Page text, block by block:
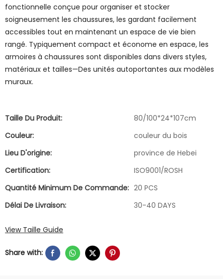
fonctionnelle conçue pour organiser et stocker
soigneusement les chaussures, les gardant facilement
accessibles tout en maintenant un espace de vie bien
rangé. Typiquement compact et économe en espace, les
armoires à chaussures sont disponibles dans divers styles,
matériaux et tailles—Des unités autoportantes aux modèles
muraux.
Taille Du Produit:
80/100*24*107cm
Couleur:
couleur du bois
Lieu D'origine:
province de Hebei
Certification:
ISO9001/ROSH
Quantité Minimum De Commande: 20 PCS
Délai De Livraison:
30-40 DAYS
View Taille Guide
Share with: